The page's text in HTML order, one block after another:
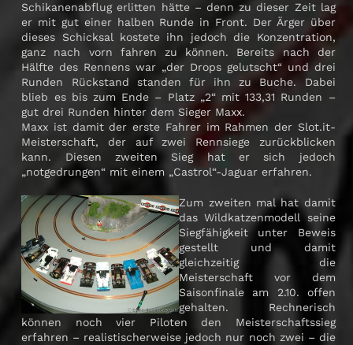
Schikanenabflug erlitten hätte – denn zu dieser Zeit lag
er mit gut einer halben Runde in Front. Der Ärger über
dieses Schicksal kostete ihn jedoch die Konzentration,
ganz nach vorn fahren zu können. Bereits nach der
Hälfte des Rennens war „der Drops gelutscht“ und drei
Runden Rückstand standen für ihn zu Buche. Dabei
blieb es bis zum Ende – Platz „2“ mit 133,31 Runden –
gut drei Runden hinter dem Sieger Maxx.
Maxx ist damit der erste Fahrer im Rahmen der Slot.it-
Meisterschaft, der auf zwei Rennsiege zurückblicken
kann. Diesen zweiten Sieg hat er sich jedoch
„notgedrungen“ mit einem „Castrol“-Jaguar erfahren.
Zum zweiten mal hat damit
das Wildkatzenmodell seine
Siegfähigkeit unter Beweis
gestellt und damit
gleichzeitig die
Meisterschaft vor dem
Saisonfinale am 2.10. offen
gehalten. Rechnerisch
können noch vier Piloten den Meisterschaftssieg
erfahren – realistischerweise jedoch nur noch zwei – die